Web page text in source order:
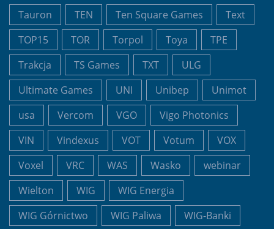
Tauron
TEN Ten Square Games
Text
TOP15
TOR Torpol Toya
TPE
Trakcja
TS Games TXT
ULG
Ultimate Games
UNI Unibep
Unimot
usa
Vercom VGO
Vigo Photonics
VIN
Vindexus VOT Votum
VOX
Voxel
VRC WAS Wasko
webinar
Wielton
WIG
WIG Energia
WIG Górnictwo
WIG Paliwa
WIG-Banki